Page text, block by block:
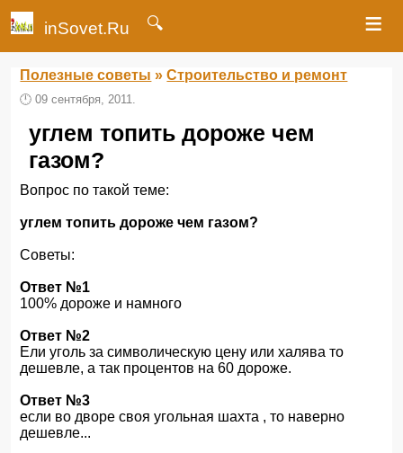
inSovet.Ru 🔍 ≡
Полезные советы »Строительство и ремонт
🕛09 сентября, 2011.
углем топить дороже чем
газом?
Вопрос по такой теме:
углем топить дороже чем газом?
Советы:
Ответ №1
100% дороже и намного
Ответ №2
Ели уголь за символическую цену или халява то
дешевле, а так процентов на 60 дороже.
Ответ №3
если во дворе своя угольная шахта , то наверно
дешевле...